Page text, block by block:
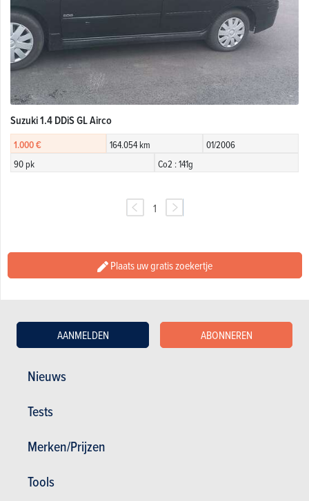
Nieuws
Tests
Merken/Prijzen
Tools
AANMELDEN ABONNEREN
Suzuki 1.4 DDiS GL Airco
1.000 € 164.054 km
01/2006
90 pk
Co2 : 141g
1
Plaats uw gratis zoekertje
Tweedehands & Stock
Autotests